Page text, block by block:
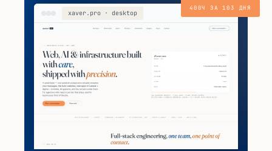
400Ч ЗА 103 ДНЯ
xaver.pro · desktop